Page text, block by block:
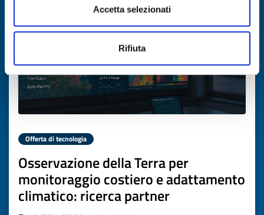
Accetta selezionati
Rifiuta
Offerta di tecnologia
Osservazione della Terra per
monitoraggio costiero e adattamento
climatico: ricerca partner